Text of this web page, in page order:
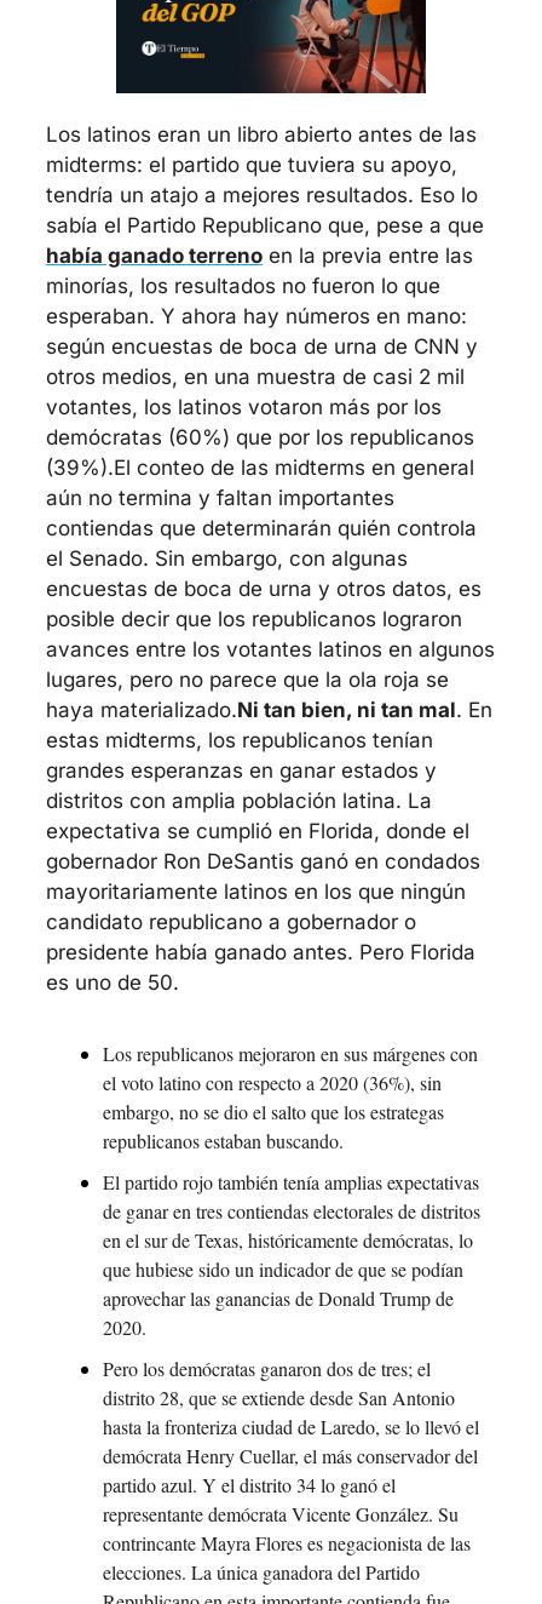
Los latinos eran un libro abierto antes de las
midterms: el partido que tuviera su apoyo,
tendría un atajo a mejores resultados. Eso lo
había ganado terreno en la previa entre las
minorías, los resultados no fueron lo que
esperaban. Y ahora hay números en mano:
según encuestas de boca de urna de CNN y
otros medios, en una muestra de casi 2 mil
votantes, los latinos votaron más por los
demócratas (60%) que por los republicanos
(39%).El conteo de las midterms en general
aún no termina y faltan importantes
contiendas que determinarán quién controla
el Senado. Sin embargo, con algunas
encuestas de boca de urna y otros datos, es
posible decir que los republicanos lograron
avances entre los votantes latinos en algunos
lugares, pero no parece que la ola roja se
haya materializado.Ni tan bien, ni tan mal. En
estas midterms, los republicanos tenían
grandes esperanzas en ganar estados y
distritos con amplia población latina. La
expectativa se cumplió en Florida, donde el
gobernador Ron DeSantis ganó en condados
mayoritariamente latinos en los que ningún
candidato republicano a gobernador o
presidente había ganado antes. Pero Florida
es uno de 50.
Los republicanos mejoraron en sus márgenes con
el voto latino con respecto a 2020 (36%), sin
embargo, no se dio el salto que los estrategas
republicanos estaban buscando.
El partido rojo también tenía amplias expectativas
de ganar en tres contiendas electorales de distritos
en el sur de Texas, históricamente demócratas, lo
que hubiese sido un indicador de que se podían
aprovechar las ganancias de Donald Trump de
2020.
Pero los demócratas ganaron dos de tres; el
distrito 28, que se extiende desde San Antonio
hasta la fronteriza ciudad de Laredo, se lo llevó el
demócrata Henry Cuellar, el más conservador del
partido azul. Y el distrito 34 lo ganó el
representante demócrata Vicente González. Su
contrincante Mayra Flores es negacionista de las
elecciones. La única ganadora del Partido